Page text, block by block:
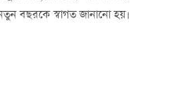
বছরকে স্বাগত জানানো হয়।